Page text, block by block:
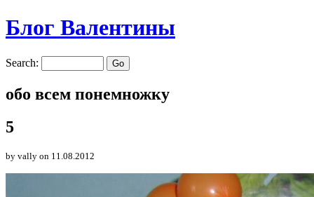
Блог Валентины
Search:
обо всем понемножку
5
by vally on 11.08.2012